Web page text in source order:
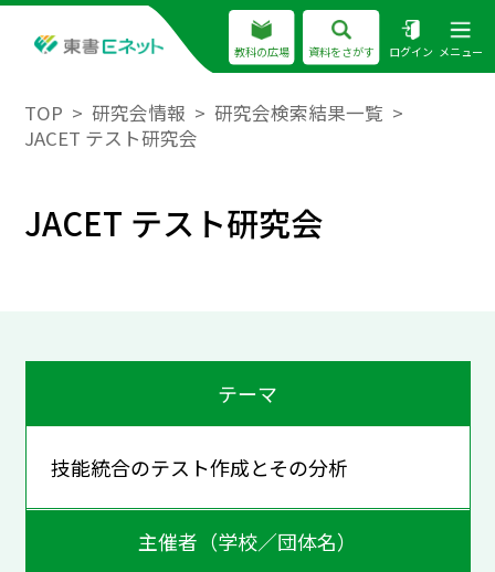
教科の広場 資料をさがす ログイン メニュー
TOP 研究会情報
研究会検索結果一覧
JACET テスト研究会
JACET テスト研究会
テーマ
技能統合のテスト作成とその分析
主催者（学校／団体名）